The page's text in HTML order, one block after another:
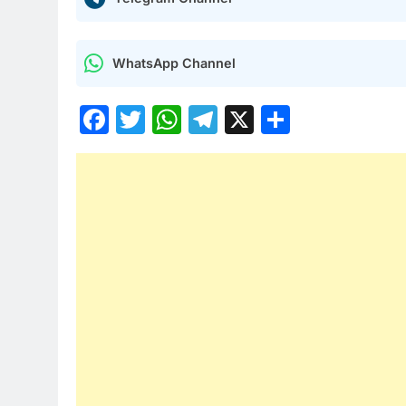
WhatsApp Channel
Facebook
Twitter
WhatsApp
Telegram
X